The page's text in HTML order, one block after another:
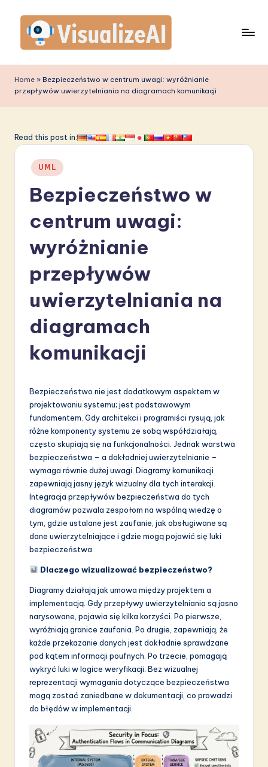
content
is
u
li
A
in
A
&
S
w
Home » Bezpieczeństwo w centrum uwagi: wyróżnianie
przepływów uwierzytelniania na diagramach komunikacji
Read this post in:
Posted
in
UML
Bezpieczeństwo w
centrum uwagi:
wyróżnianie
przepływów
uwierzytelniania na
diagramach
komunikacji
Bezpieczeństwo nie jest dodatkowym aspektem w
projektowaniu systemu; jest podstawowym
fundamentem. Gdy architekci i programiści rysują, jak
różne komponenty systemu ze sobą współdziałają,
często skupiają się na funkcjonalności. Jednak warstwa
bezpieczeństwa – a dokładniej uwierzytelnianie –
wymaga równie dużej uwagi. Diagramy komunikacji
zapewniają jasny język wizualny dla tych interakcji.
Integracja przepływów bezpieczeństwa do tych
diagramów pozwala zespołom na wspólną wiedzę o
tym, gdzie ustalane jest zaufanie, jak obsługiwane są
dane uwierzytelniające i gdzie mogą pojawić się luki
bezpieczeństwa.
Dlaczego wizualizować bezpieczeństwo?
Diagramy działają jak umowa między projektem a
implementacją. Gdy przepływy uwierzytelniania są jasno
narysowane, pojawia się kilka korzyści. Po pierwsze,
wyróżniają granice zaufania. Po drugie, zapewniają, że
każde przekazanie danych jest dokładnie sprawdzane
pod kątem informacji poufnych. Po trzecie, pomagają
wykryć luki w logice weryfikacji. Bez wizualnej
reprezentacji wymagania dotyczące bezpieczeństwa
mogą zostać zaniedbane w dokumentacji, co prowadzi
do błędów w implementacji.